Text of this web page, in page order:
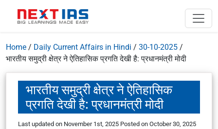
Home / Daily Current Affairs in Hindi / 30-10-2025 /
भारतीय समुद्री क्षेत्र ने ऐतिहासिक प्रगति देखी है: प्रधानमंत्री मोदी
भारतीय समुद्री क्षेत्र ने ऐतिहासिक
प्रगति देखी है: प्रधानमंत्री मोदी
Last updated on November 1st, 2025 Posted on October 30, 2025